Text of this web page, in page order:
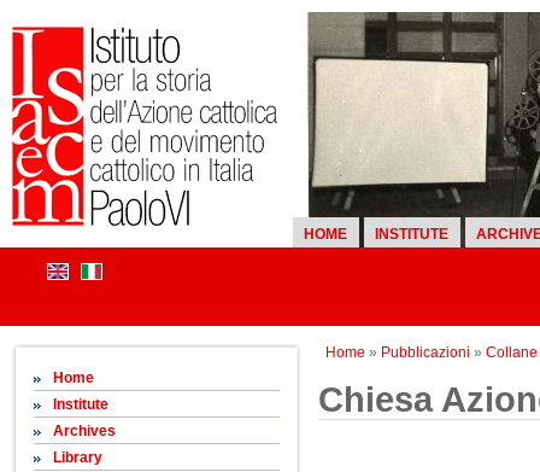
HOME INSTITUTE
Home » Pubblicazioni » Collane
Home
Institute
Archives
Library
Chiesa